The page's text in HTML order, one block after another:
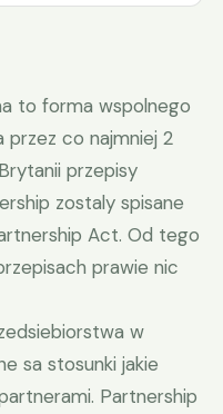
to forma wspolnego
przez co najmniej 2
przepisy
zostaly spisane
Act. Od tego
prawie nic
w
sa stosunki jakie
Partnership